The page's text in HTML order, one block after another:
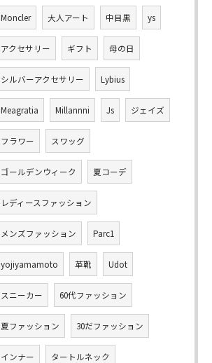
Moncler 大人アート 中目黒 ys
アクセサリー ギフト 母の日
シルバーアクセサリー Lybius
Meagratia Millannni Js ジェイズ
フラワー スワッグ
ゴールデンウィーク 夏コーデ
レディースファッション
メンズファッション Parc1
yojiyamamoto 革靴 Udot
スニーカー 60代ファッション
夏ファッション 30だファッション
インナー タートルネック